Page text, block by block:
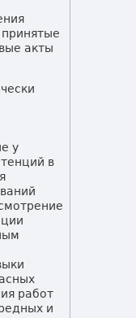
акты
у
в
работ
и